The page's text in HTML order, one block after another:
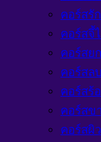
คอร์สรั
คอร์สจี้
คอร์สย
คอร์สล
คอร์สร้
คอร์สข
คอร์สผิ